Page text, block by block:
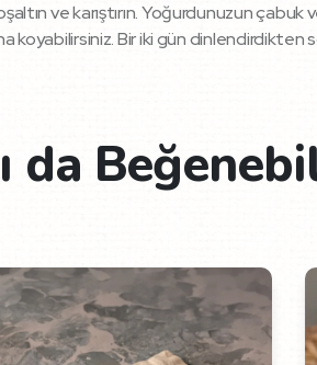
ve karıştırın. Yoğurdunuzun
koyabilirsiniz. Bir iki gün
da